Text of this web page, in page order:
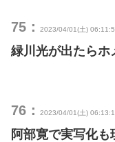
75： 2023/04/01(土)
緑川光が出たらホ
76： 2023/04/01(土)
阿部寛で実写化